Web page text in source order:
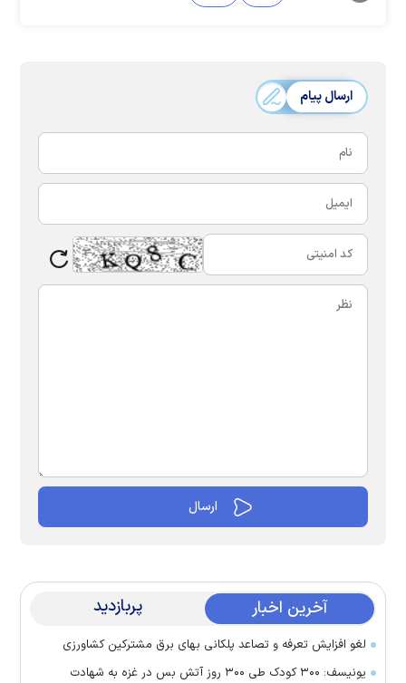
ارسال پیام
آخرین اخبار پربازدید
لغو افزایش تعرفه و تصاعد پلکانی بهای برق مشترکین کشاورزی
یونیسف: ۳۰۰ کودک طی ۳۰۰ روز آتش بس در غزه به شهادت